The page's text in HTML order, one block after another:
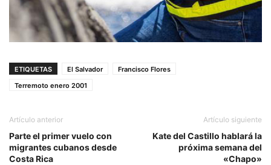
ETIQUETAS El Salvador
Francisco Flores
Terremoto enero 2001
Artículo anterior
Parte el primer vuelo con
migrantes cubanos desde
Costa Rica
Artículo siguiente
Kate del Castillo hablará la
próxima semana del
«Chapo»